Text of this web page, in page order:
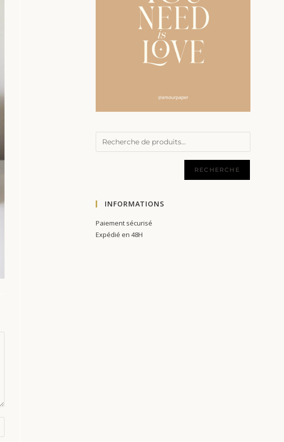
RECHERCHE
INFORMATIONS
Paiement sécurisé
Expédié en 48H